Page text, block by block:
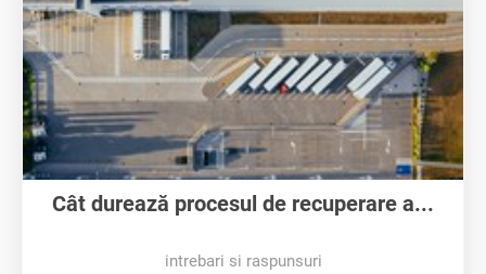
Cât durează procesul de recuperare a...
intrebari si raspunsuri